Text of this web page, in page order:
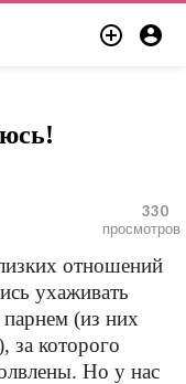
 
330
просмотров
отношений
ухаживать
(из них
которого
Но у нас